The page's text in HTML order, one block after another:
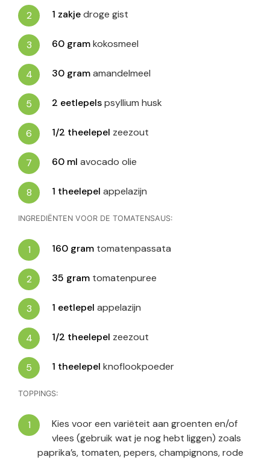
1 zakjedroge gist
60 gramkokosmeel
30 gramamandelmeel
2 eetlepelspsyllium husk
1/2 theelepel zeezout
60 ml avocado olie
1 theelepel appelazijn
INGREDIËNTEN VOOR DE TOMATENSAUS:
160 gram tomatenpassata
35 gram tomatenpuree
1 eetlepel appelazijn
1/2 theelepel zeezout
1 theelepel knoflookpoeder
TOPPINGS:
Kies voor een variëteit aan groenten en/of
vlees (gebruik wat je nog hebt liggen) zoals
paprika’s, tomaten, pepers, champignons, rode